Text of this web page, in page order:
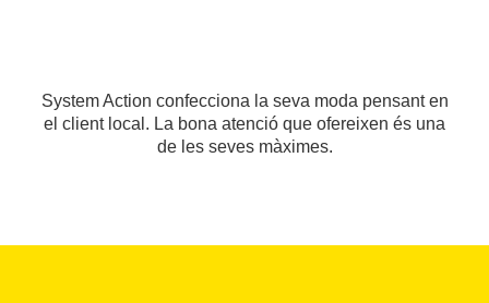
System Action confecciona la seva moda pensant en
el client local. La bona atenció que ofereixen és una
de les seves màximes.